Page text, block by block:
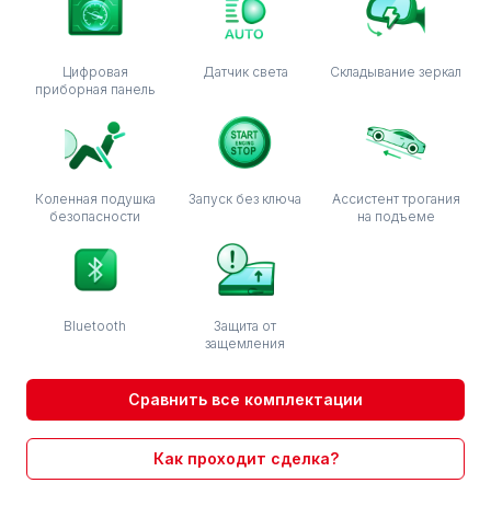
Цифровая
приборная панель
Датчик света Складывание зеркал
Коленная подушка
безопасности
Запуск без ключа
Ассистент трогания
на подъеме
Bluetooth
Защита от
защемления
Сравнить все комплектации
Как проходит сделка?